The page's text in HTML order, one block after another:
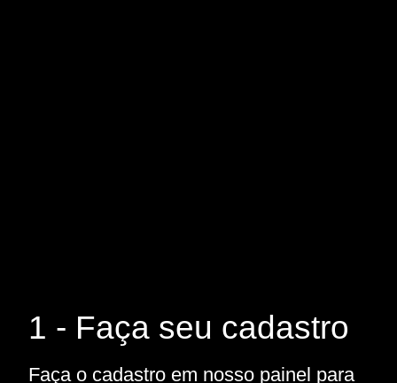
1 - Faça seu cadastro
Faça o cadastro em nosso painel para